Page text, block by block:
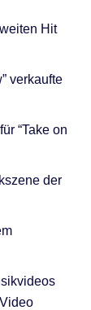
Hit
verkaufte
“Take on
der